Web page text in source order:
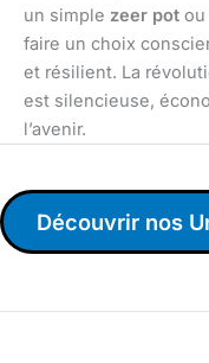
un simple zeer pot ou
faire un choix
et résilient. La
est silencieuse,
l’avenir.
Découvrir nos